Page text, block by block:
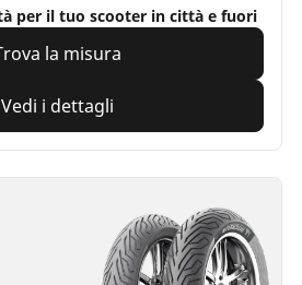
per il tuo scooter in città e fuori
la misura
Vedi i dettagli